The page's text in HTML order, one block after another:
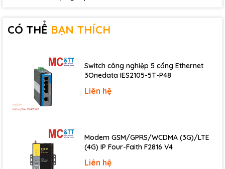
CÓ THỂ BẠN THÍCH
Switch công nghiệp 5 cổng Ethernet
3Onedata IES2105-5T-P48
Liên hệ
Modem GSM/GPRS/WCDMA (3G)/LTE
(4G) IP Four-Faith F2816 V4
Liên hệ